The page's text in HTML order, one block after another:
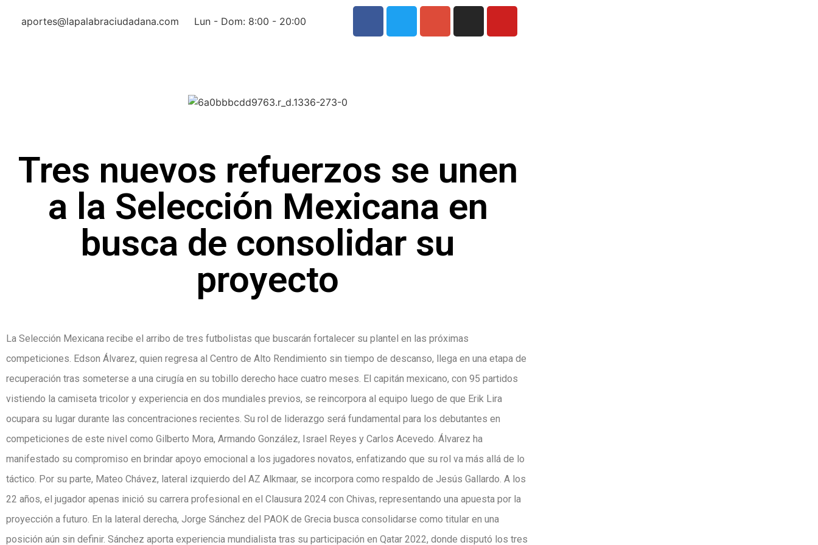
aportes@lapalabraciudadana.com Lun - Dom: 8:00 - 20:00
Tres nuevos refuerzos se unen
a la Selección Mexicana en
busca de consolidar su
proyecto
La Selección Mexicana recibe el arribo de tres futbolistas que buscarán fortalecer su plantel en las próximas
competiciones. Edson Álvarez, quien regresa al Centro de Alto Rendimiento sin tiempo de descanso, llega en una etapa de
recuperación tras someterse a una cirugía en su tobillo derecho hace cuatro meses. El capitán mexicano, con 95 partidos
vistiendo la camiseta tricolor y experiencia en dos mundiales previos, se reincorpora al equipo luego de que Erik Lira
ocupara su lugar durante las concentraciones recientes. Su rol de liderazgo será fundamental para los debutantes en
competiciones de este nivel como Gilberto Mora, Armando González, Israel Reyes y Carlos Acevedo. Álvarez ha
manifestado su compromiso en brindar apoyo emocional a los jugadores novatos, enfatizando que su rol va más allá de lo
táctico. Por su parte, Mateo Chávez, lateral izquierdo del AZ Alkmaar, se incorpora como respaldo de Jesús Gallardo. A los
22 años, el jugador apenas inició su carrera profesional en el Clausura 2024 con Chivas, representando una apuesta por la
proyección a futuro. En la lateral derecha, Jorge Sánchez del PAOK de Grecia busca consolidarse como titular en una
posición aún sin definir. Sánchez aporta experiencia mundialista tras su participación en Qatar 2022, donde disputó los tres